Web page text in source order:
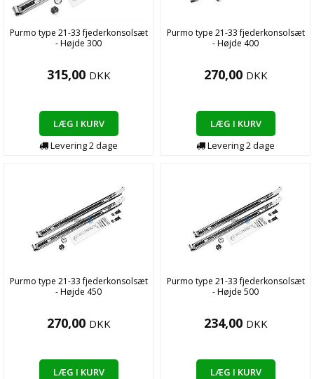
Purmo type 21-33 fjederkonsolsæt
- Højde 300
315,00 DKK
LÆG I KURV
Levering2dage
Purmo type 21-33 fjederkonsolsæt
- Højde 400
270,00 DKK
LÆG I KURV
Levering2dage
Purmo type 21-33 fjederkonsolsæt
- Højde 450
270,00 DKK
LÆG I KURV
Purmo type 21-33 fjederkonsolsæt
- Højde 500
234,00 DKK
LÆG I KURV